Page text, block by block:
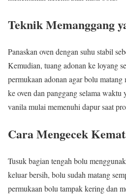
Teknik Memanggang
Panaskan oven dengan suhu stabil
Kemudian, tuang adonan ke loyang
permukaan adonan agar bolu
ke oven dan panggang selama
vanila mulai memenuhi dapur saat
Cara Mengecek
Tusuk bagian tengah bolu
keluar bersih, bolu sudah matang
permukaan bolu tampak kering dan